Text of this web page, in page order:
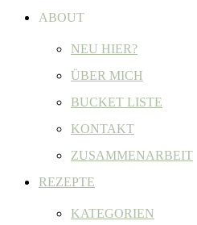
ABOUT
NEU HIER?
ÜBER MICH
BUCKET LISTE
KONTAKT
ZUSAMMENARBEIT
REZEPTE
KATEGORIEN